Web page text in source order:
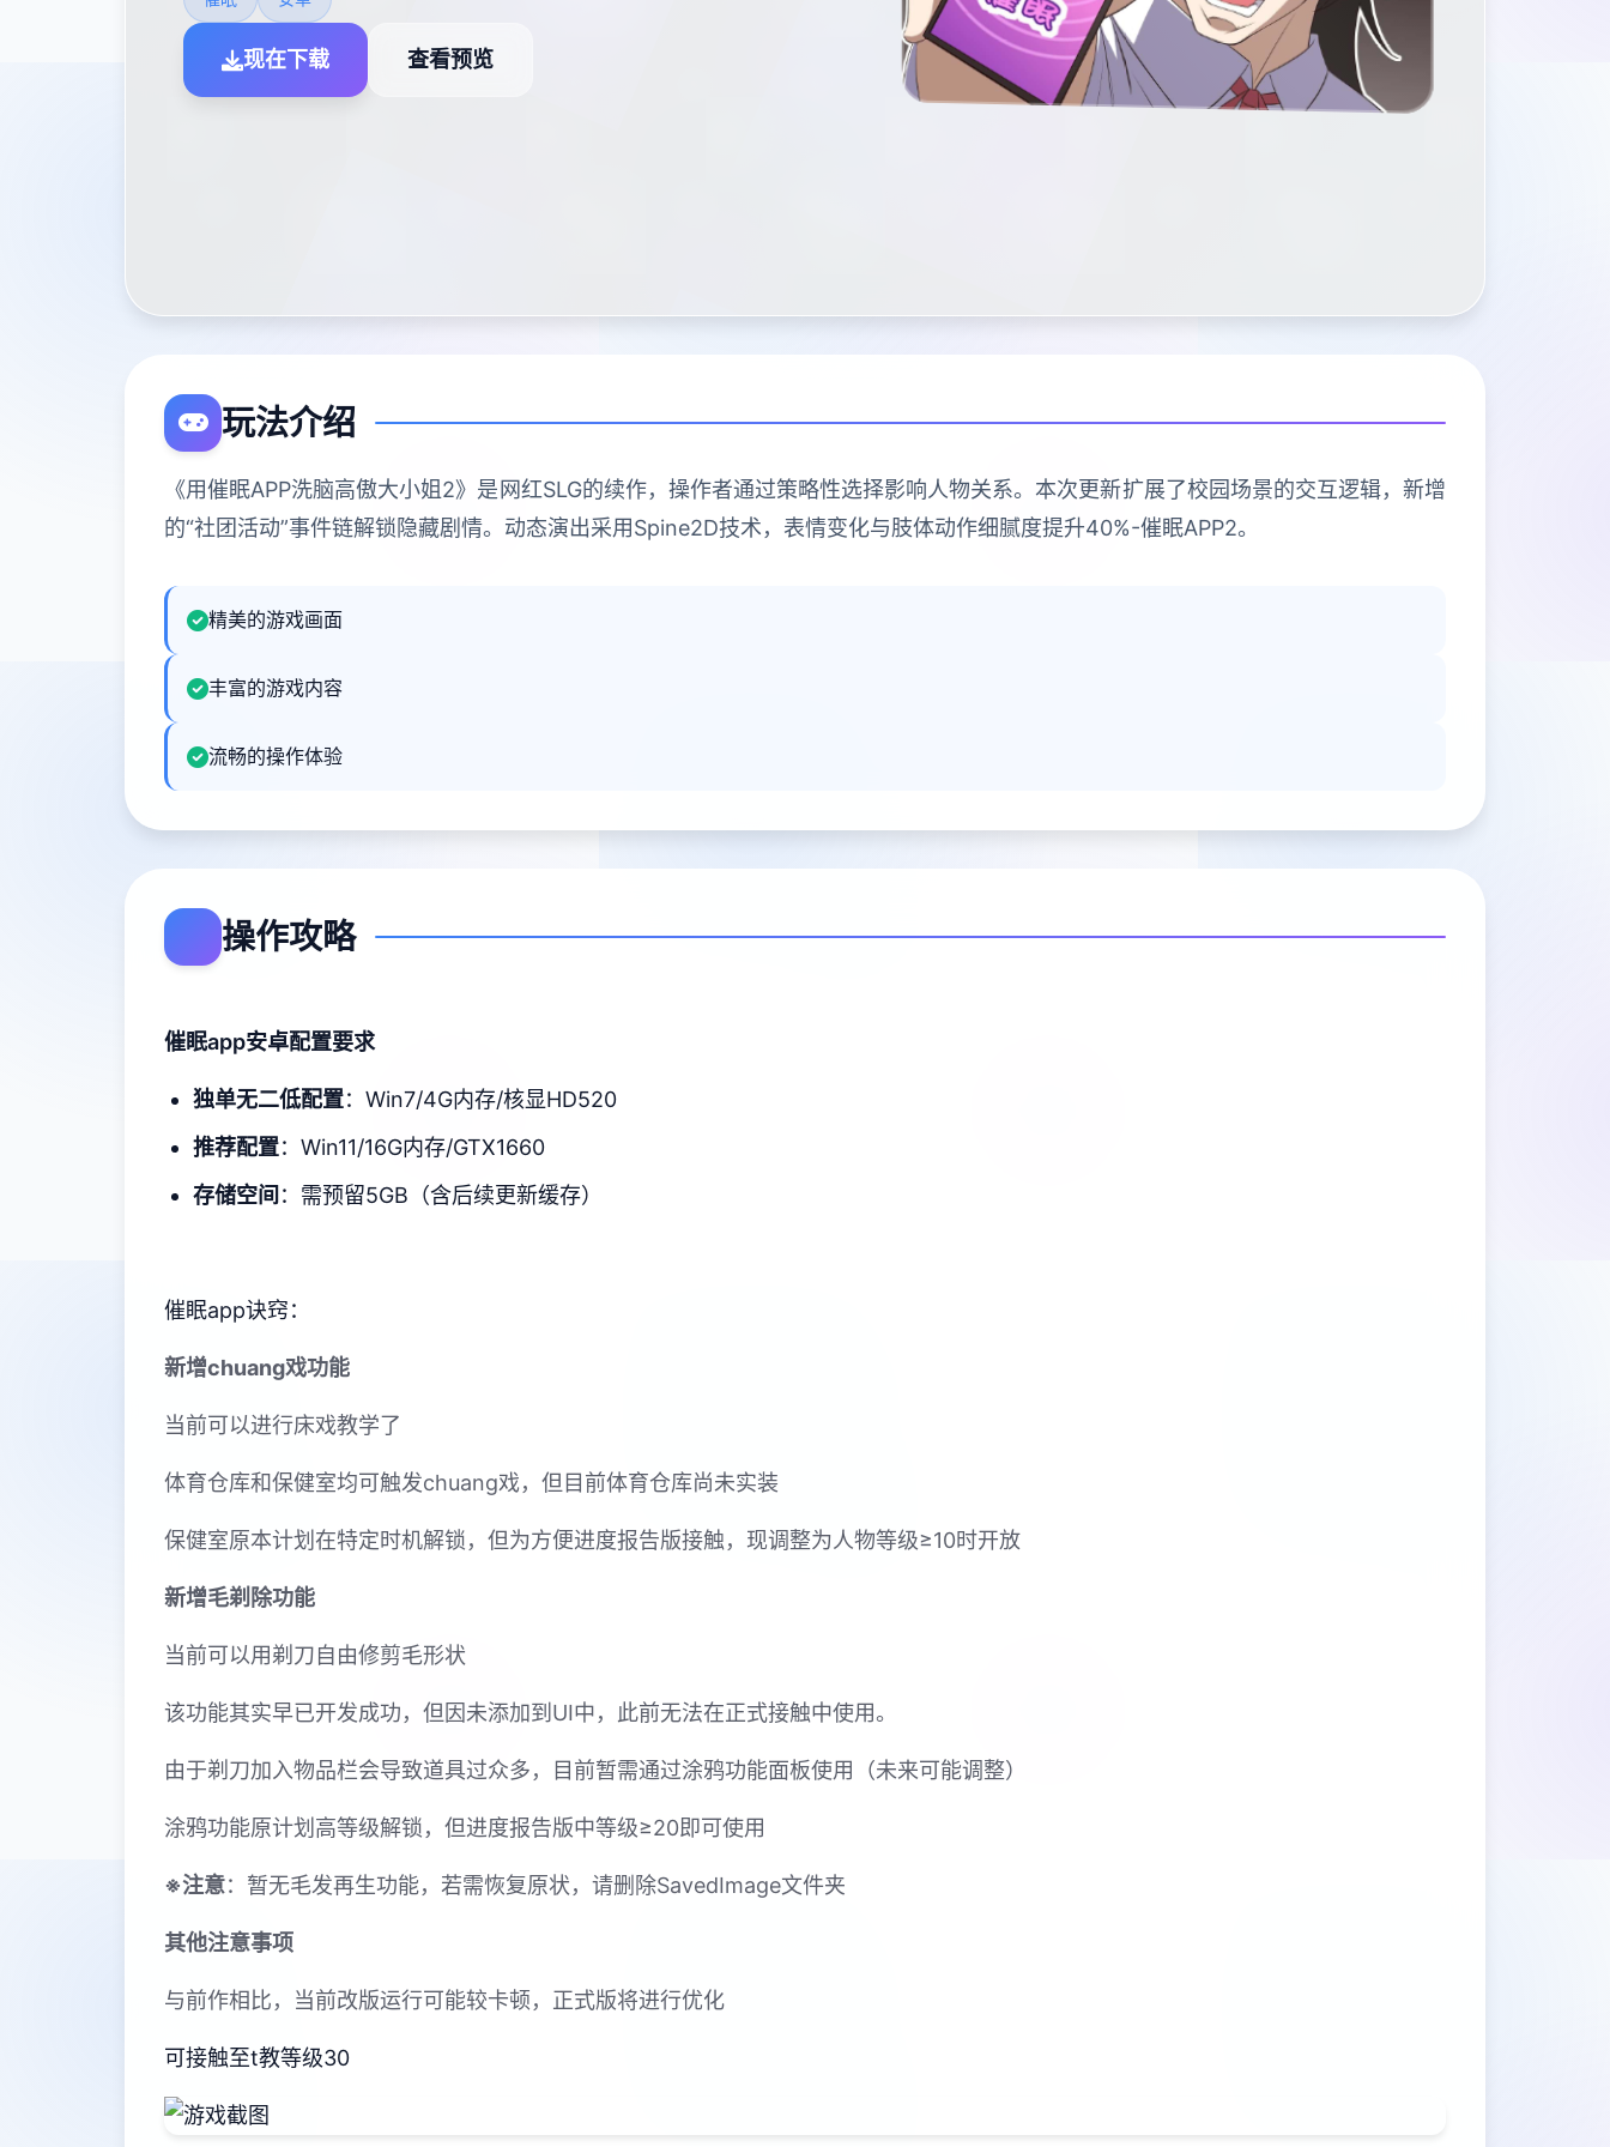
现在下载 查看预览
玩法介绍
《用催眠APP洗脑高傲大小姐2》是网红SLG的续作，操作者通过策略性选择影响人物关系。本次更新扩展了校园场景的交互逻辑，新增
的“社团活动”事件链解锁隐藏剧情。动态演出采用Spine2D技术，表情变化与肢体动作细腻度提升40%-催眠APP2。
精美的游戏画面
丰富的游戏内容
流畅的操作体验
操作攻略
催眠app安卓配置要求
​独单无二低配置​​：Win7/4G内存/核显HD520
​推荐配置​​：Win11/16G内存/GTX1660
​存储空间​ ​：需预留5GB（含后续更新缓存）
催眠app诀窍：
新增chuang戏功能
当前可以进行床戏教学了
体育仓库和保健室均可触发chuang戏，但目前体育仓库尚未实装
保健室原本计划在特定时机解锁，但为方便进度报告版接触，现调整为人物等级≥10时开放
新增毛剃除功能
当前可以用剃刀自由修剪毛形状
该功能其实早已开发成功，但因未添加到UI中，此前无法在正式接触中使用。
由于剃刀加入物品栏会导致道具过众多，目前暂需通过涂鸦功能面板使用（未来可能调整）
涂鸦功能原计划高等级解锁，但进度报告版中等级≥20即可使用
※注意：暂无毛发再生功能，若需恢复原状，请删除SavedImage文件夹
其他注意事项
与前作相比，当前改版运行可能较卡顿，正式版将进行优化
可接触至t教等级30